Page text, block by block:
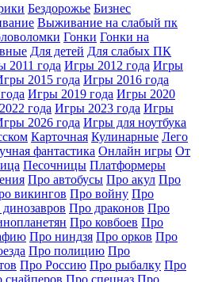
Бездорожье Бизнес
Выживание на слабый пк
Гонки Гонки на
Для детей Для слабых ПК
2011 года Игры 2012 года Игры
2015 года Игры 2016 года
Игры 2019 года Игры 2020
года Игры 2023 года Игры
2026 года Игры для ноутбука
Карточная Кулинарные Лего
фантастика Онлайн игры От
Песочницы Платформеры
Про автобусы Про акул Про
викингов Про войну Про
Про драконов Про
Про ковбоев Про
Про ниндзя Про орков Про
Про полицию Про
Про Россию Про рыбалку Про
снайперов Про спецназ Про